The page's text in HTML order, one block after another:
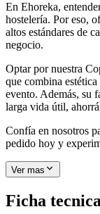
En Ehoreka,
hostelería. Por eso,
altos estándares de
negocio.
Optar por nuestra
que combina
evento. Además, su
larga vida útil,
Confía en nosotros
pedido hoy y
Ver mas
Ficha tecnica